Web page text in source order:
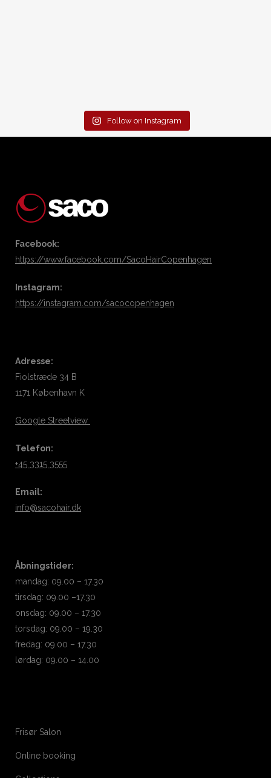
Follow on Instagram
Facebook:
https://www.facebook.com/SacoHairCopenhagen
Instagram:
https://instagram.com/sacocopenhagen
Adresse:
Fiolstræde 34 B
1171 København K
Google Streetview
Telefon:
+45 3315 3555
Email:
info@sacohair.dk
Åbningstider:
mandag: 09.00 – 17.30
tirsdag: 09.00 –17.30
onsdag: 09.00 – 17.30
torsdag: 09.00 – 19.30
fredag: 09.00 – 17.30
lørdag: 09.00 – 14.00
Frisør Salon
Online booking